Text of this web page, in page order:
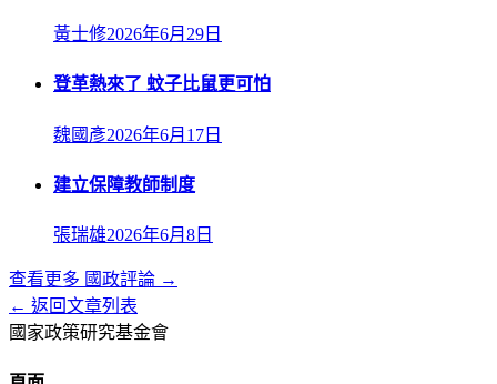
黃士修2026年6月29日
登革熱來了 蚊子比鼠更可怕
魏國彥2026年6月17日
建立保障教師制度
張瑞雄2026年6月8日
查看更多 國政評論 →
← 返回文章列表
國家政策研究基金會